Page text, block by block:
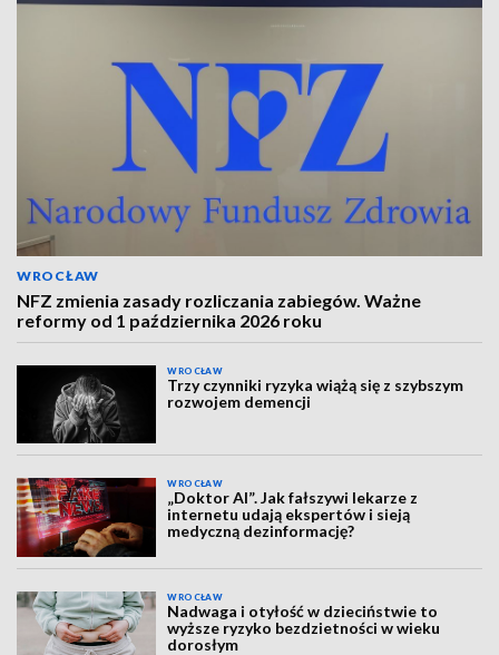
WROCŁAW
NFZ zmienia zasady rozliczania zabiegów. Ważne
reformy od 1 października 2026 roku
WROCŁAW
Trzy czynniki ryzyka wiążą się z szybszym
rozwojem demencji
WROCŁAW
„Doktor AI”. Jak fałszywi lekarze z
internetu udają ekspertów i sieją
medyczną dezinformację?
WROCŁAW
Nadwaga i otyłość w dzieciństwie to
wyższe ryzyko bezdzietności w wieku
dorosłym